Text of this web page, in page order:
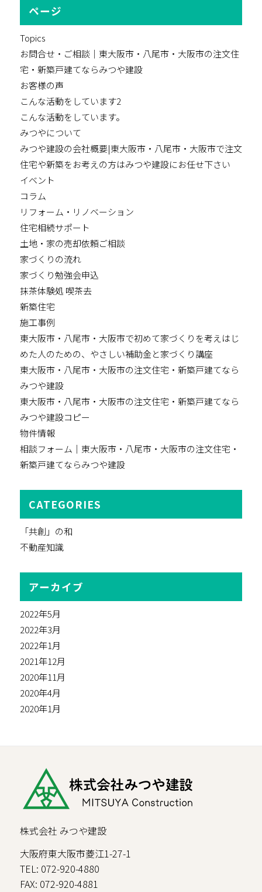
ページ
Topics
お問合せ・ご相談｜東大阪市・八尾市・大阪市の注文住
宅・新築戸建てならみつや建設
お客様の声
こんな活動をしています2
こんな活動をしています。
みつやについて
みつや建設の会社概要|東大阪市・八尾市・大阪市で注文
住宅や新築をお考えの方はみつや建設にお任せ下さい
イベント
コラム
リフォーム・リノベーション
住宅相続サポート
土地・家の売却依頼ご相談
家づくりの流れ
家づくり勉強会申込
抹茶体験処 喫茶去
新築住宅
施工事例
東大阪市・八尾市・大阪市で初めて家づくりを考えはじ
めた人のための、やさしい補助金と家づくり講座
東大阪市・八尾市・大阪市の注文住宅・新築戸建てなら
みつや建設
東大阪市・八尾市・大阪市の注文住宅・新築戸建てなら
みつや建設コピー
物件情報
相談フォーム｜東大阪市・八尾市・大阪市の注文住宅・
新築戸建てならみつや建設
CATEGORIES
「共創」の和
不動産知識
アーカイブ
2022年5月
2022年3月
2022年1月
2021年12月
2020年11月
2020年4月
2020年1月
株式会社 みつや建設
大阪府東大阪市菱江1-27-1
TEL: 072-920-4880
FAX: 072-920-4881